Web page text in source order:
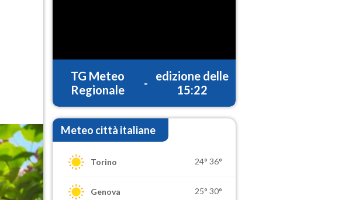
TG Meteo
Regionale
-
edizione delle
15:22
Meteo città italiane
Torino 24° 36°
Genova 25° 30°